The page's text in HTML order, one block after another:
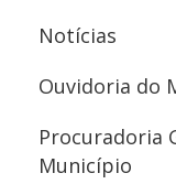
Notícias
Ouvidoria do
Procuradoria
Município